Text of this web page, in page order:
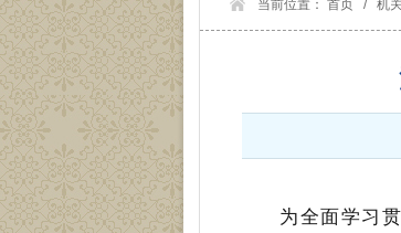
当前位置： 首页 / 机
为全面学习